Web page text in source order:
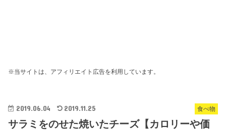
※当サイトは、アフィリエイト広告を利用しています。
食べ物
2019.06.04 2019.11.25
サラミをのせた焼いたチーズ【カロリーや価